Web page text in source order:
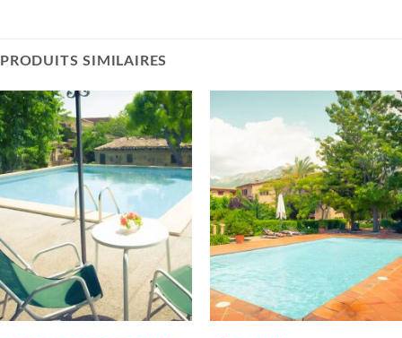
PRODUITS SIMILAIRES